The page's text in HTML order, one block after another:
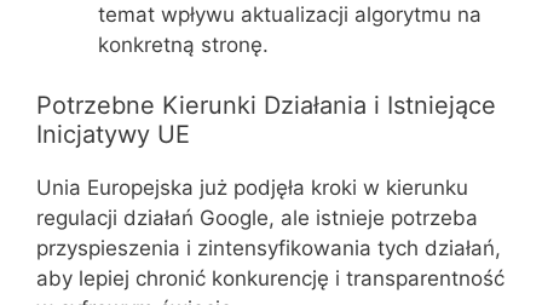
temat wpływu aktualizacji algorytmu na
konkretną stronę.
Potrzebne Kierunki Działania i Istniejące
Inicjatywy UE
Unia Europejska już podjęła kroki w kierunku
regulacji działań Google, ale istnieje potrzeba
przyspieszenia i zintensyfikowania tych działań,
aby lepiej chronić konkurencję i transparentność